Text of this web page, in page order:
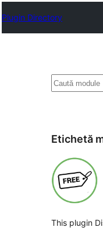
Plugin Directory
Caută
Etichetă
This plugin